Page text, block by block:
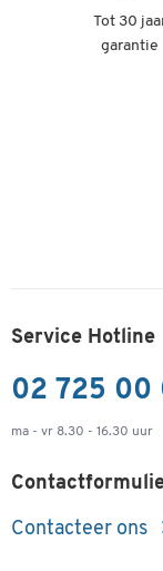
Tot 30
garantie
Service Hotline
02 725 00
ma - vr 8.30 - 16.30 uur
Contacteer ons